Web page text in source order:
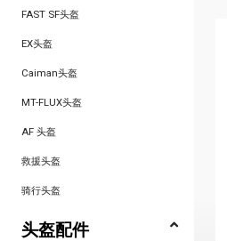
FAST SF头盔
EX头盔
Caiman头盔
MT-FLUX头盔
AF 头盔
救援头盔
骑行头盔
头盔配件